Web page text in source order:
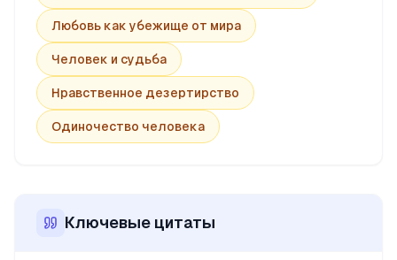
Любовь как убежище от мира
Человек и судьба
Нравственное дезертирство
Одиночество человека
Ключевые цитаты